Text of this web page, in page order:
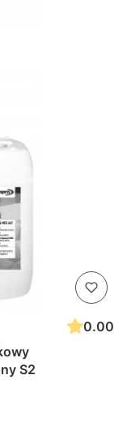
0.00
S2